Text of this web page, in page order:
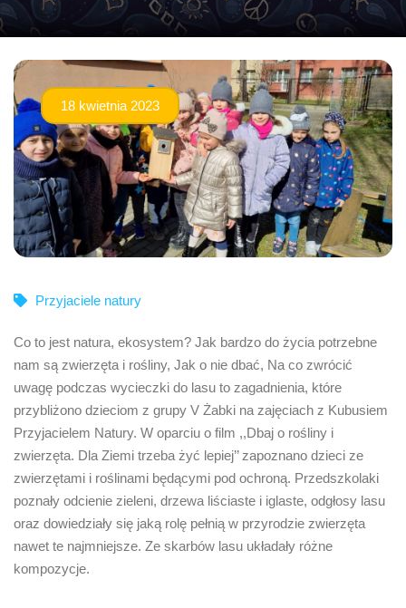
18 kwietnia 2023
Przyjaciele natury
Co to jest natura, ekosystem? Jak bardzo do życia potrzebne
nam są zwierzęta i rośliny, Jak o nie dbać, Na co zwrócić
uwagę podczas wycieczki do lasu to zagadnienia, które
przybliżono dzieciom z grupy V Żabki na zajęciach z Kubusiem
Przyjacielem Natury. W oparciu o film ,,Dbaj o rośliny i
zwierzęta. Dla Ziemi trzeba żyć lepiej’’ zapoznano dzieci ze
zwierzętami i roślinami będącymi pod ochroną. Przedszkolaki
poznały odcienie zieleni, drzewa liściaste i iglaste, odgłosy lasu
oraz dowiedziały się jaką rolę pełnią w przyrodzie zwierzęta
nawet te najmniejsze. Ze skarbów lasu układały różne
kompozycje.